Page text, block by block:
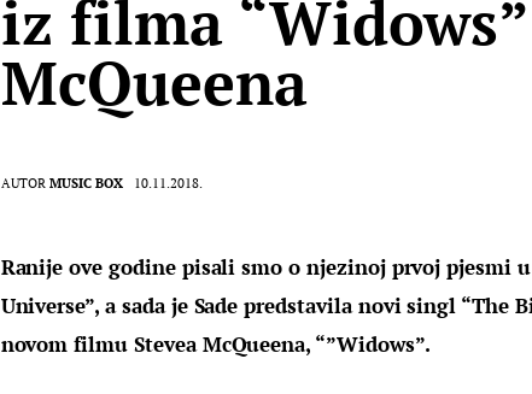
iz filma
McQueena
AUTOR MUSIC BOX 10.11.2018.
Ranije ove godine pisali smo o njezinoj prvoj pjesmi
Universe”, a sada je Sade predstavila novi singl
novom filmu Stevea McQueena, “”Widows”.